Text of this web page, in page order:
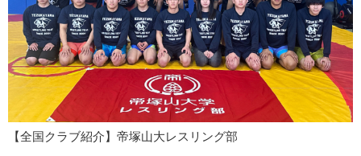
【全国クラブ紹介】帝塚山大レスリング部